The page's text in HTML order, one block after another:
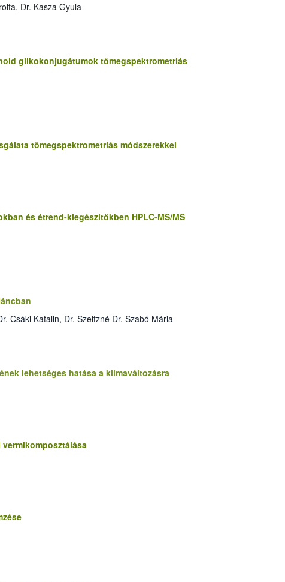
Dr. Kasza Gyula
glikokonjugátumok tömegspektrometriás
tömegspektrometriás módszerekkel
és étrend-kiegészítőkben HPLC-MS/MS
Csáki Katalin, Dr. Szeitzné Dr. Szabó Mária
lehetséges hatása a klímaváltozásra